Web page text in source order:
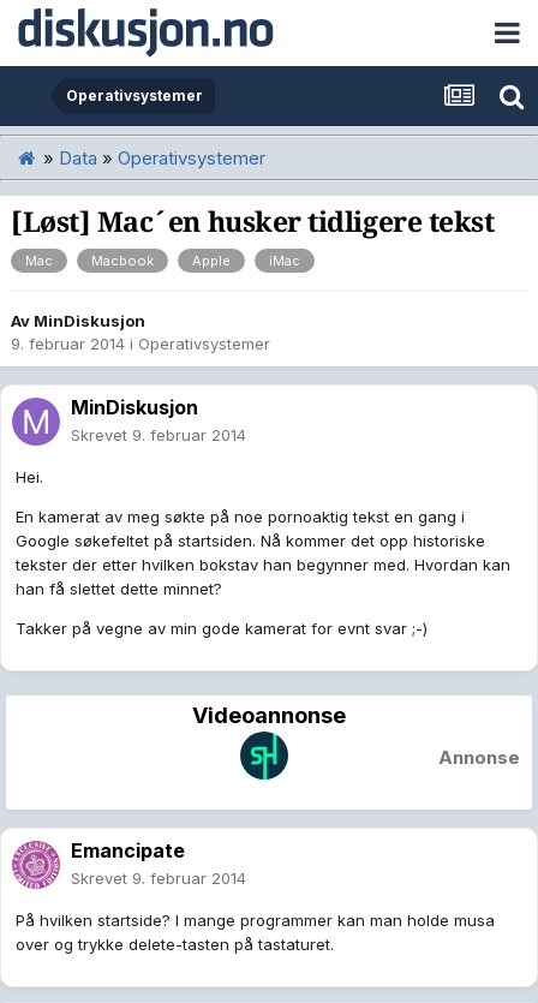
Operativsystemer
» Data » Operativsystemer
[Løst] Mac´en husker tidligere tekst
Mac Macbook Apple iMac
Av MinDiskusjon
9. februar 2014 i Operativsystemer
MinDiskusjon
Skrevet 9. februar 2014
Hei.
En kamerat av meg søkte på noe pornoaktig tekst en gang i
Google søkefeltet på startsiden. Nå kommer det opp historiske
tekster der etter hvilken bokstav han begynner med. Hvordan kan
han få slettet dette minnet?
Takker på vegne av min gode kamerat for evnt svar ;-)
Videoannonse
Annonse
Emancipate
Skrevet 9. februar 2014
På hvilken startside? I mange programmer kan man holde musa
over og trykke delete-tasten på tastaturet.